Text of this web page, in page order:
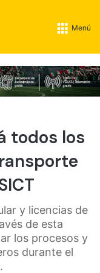
Menú
todos los
y licencias de
de esta
los procesos y
durante el